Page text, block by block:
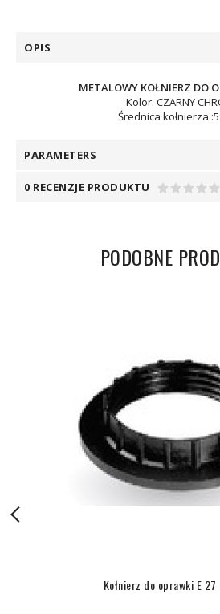
OPIS
METALOWY KOŁNIERZ DO
Kolor: CZARNY
Średnica kołnierza
PARAMETERS
0 RECENZJE PRODUKTU
PODOBNE
Kołnierz do oprawki E 27